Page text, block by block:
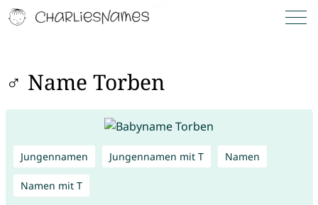
♂ Name Torben
Jungennamen Jungennamen mit T Namen
Namen mit T